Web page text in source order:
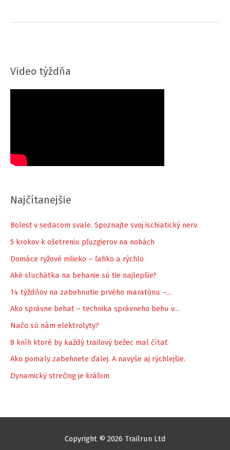
Video týždňa
Najčítanejšie
Bolesť v sedacom svale. Spoznajte svoj ischiatický nerv.
5 krokov k ošetreniu pľuzgierov na nohách
Domáce ryžové mlieko – ľahko a rýchlo
Aké sluchátka na behanie sú tie najlepšie?
14 týždňov na zabehnutie prvého maratónu –…
Ako správne behať – technika správneho behu v…
Načo sú nám elektrolyty?
8 kníh ktoré by každý trailový bežec mal čítať
Ako pomaly zabehnete ďalej. A navyše aj rýchlejšie.
Dynamický strečing je kráľom
Copyright © 2026 Trailrun Ltd